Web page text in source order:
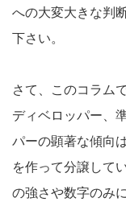
への大変大きな判
下さい。
さて、このコラム
ディベロッパー、
パーの顕著な傾向
を作って分譲して
の強さや数字のみ